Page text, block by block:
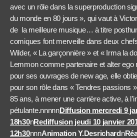
avec un rôle dans la superproduction
du monde en 80 jours », qui vaut à
de la meilleure musique… à titre
comiques font merveille dans deux
Wilder, « La garçonnière » et « Irma la
Lemmon comme partenaire et alter
pour ses ouvrages de new age, elle
pour son rôle dans « Tendres passions
85 ans, à mener une carrière active, à
pétulante.nnnnnDiffusion mercredi 9
18h30nRediffusion jeudi 10 janvier
12h30nnnAnimation Y.Desrichardn